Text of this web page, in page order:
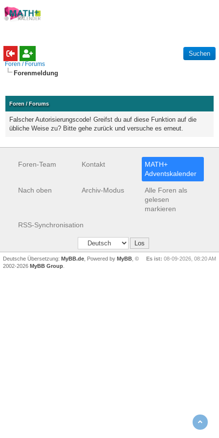
Foren / Forums
Forenmeldung
Foren / Forums
Falscher Autorisierungscode! Greifst du auf diese Funktion auf die
übliche Weise zu? Bitte gehe zurück und versuche es erneut.
Foren-Team Kontakt
MATH+
Adventskalender
Nach oben Archiv-Modus
Alle Foren als
gelesen
markieren
RSS-Synchronisation
Es ist: 08-09-2026, 08:20 AM
Deutsche Übersetzung: MyBB.de , Powered by MyBB , ©
2002-2026 MyBB Group